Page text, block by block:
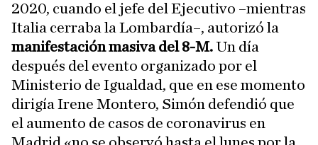
2020, cuando el jefe del Ejecutivo –mientras
Italia cerraba la Lombardía–, autorizó la
manifestación masiva del 8-M.Un día
después del evento organizado por el
Ministerio de Igualdad, que en ese momento
dirigía Irene Montero, Simón defendió que
el aumento de casos de coronavirus en